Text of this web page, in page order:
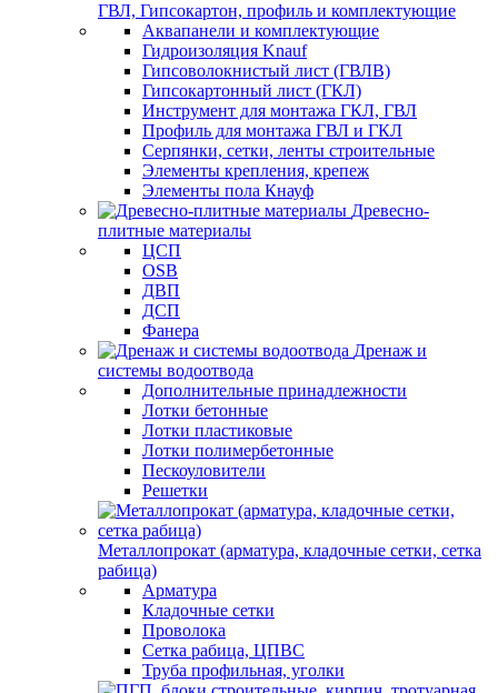
ГВЛ, Гипсокартон, профиль и комплектующие
Аквапанели и комплектующие
Гидроизоляция Knauf
Гипсоволокнистый лист (ГВЛВ)
Гипсокартонный лист (ГКЛ)
Инструмент для монтажа ГКЛ, ГВЛ
Профиль для монтажа ГВЛ и ГКЛ
Серпянки, сетки, ленты строительные
Элементы крепления, крепеж
Элементы пола Кнауф
Древесно-
плитные материалы
ЦСП
OSB
ДВП
ДСП
Фанера
Дренаж и
системы водоотвода
Дополнительные принадлежности
Лотки бетонные
Лотки пластиковые
Лотки полимербетонные
Пескоуловители
Решетки
Металлопрокат (арматура, кладочные сетки, сетка
рабица)
Арматура
Кладочные сетки
Проволока
Сетка рабица, ЦПВС
Труба профильная, уголки